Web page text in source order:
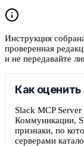
Инструкция
проверенная
и не передавайте
Как
Slack MCP
Коммуникации,
признаки, по
серверами